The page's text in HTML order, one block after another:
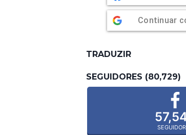
Continuar
TRADUZIR
SEGUIDORES (80,729)